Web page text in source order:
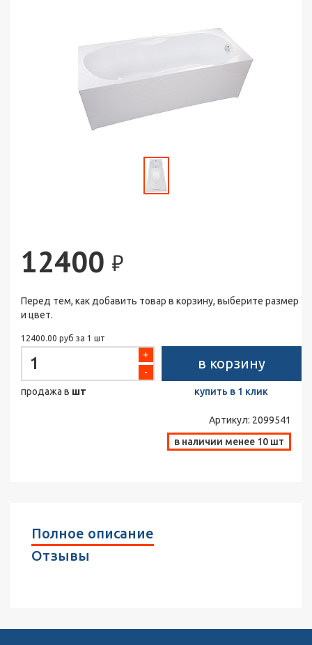
12400 ₽
Перед тем, как добавить товар в корзину, выберите размер
и цвет.
12400.00 руб за 1 шт
-
+
продажа в шт
в корзину
купить в 1 клик
Артикул: 2099541
в наличии менее 10 шт
Полное описание
Отзывы